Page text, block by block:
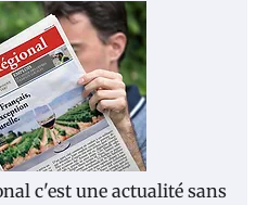
c'est une actualité sans